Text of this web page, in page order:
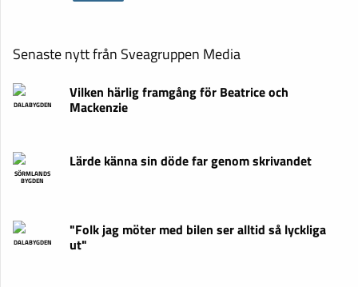
Senaste nytt från Sveagruppen Media
DALABYGDEN
Vilken härlig framgång för Beatrice och
Mackenzie
SÖRMLANDS
BYGDEN
Lärde känna sin döde far genom skrivandet
DALABYGDEN
"Folk jag möter med bilen ser alltid så lyckliga
ut"